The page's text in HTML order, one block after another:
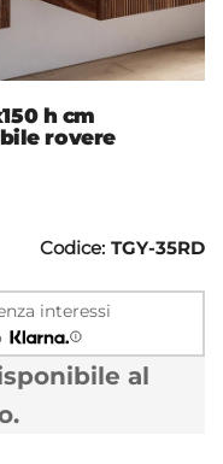
h cm
rovere
Codice: TGY-35RD
interessi
al